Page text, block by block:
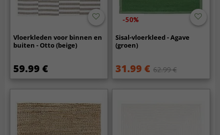
Vloerkleden voor binnen en
buiten - Otto (beige)
59.99 €
-50%
Sisal-vloerkleed - Agave
(groen)
31.99 € 62.99 €